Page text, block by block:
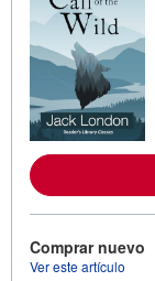
Comprar nuevo
Ver este artículo